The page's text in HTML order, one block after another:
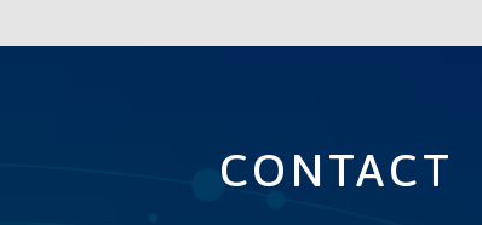
CONTACT